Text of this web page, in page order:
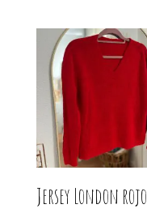
Jersey London rojo